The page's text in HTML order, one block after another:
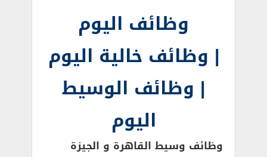
وظائف اليوم
| وظائف خالية اليوم
| وظائف الوسيط
اليوم
وظائف وسيط القاهرة و الجيزة